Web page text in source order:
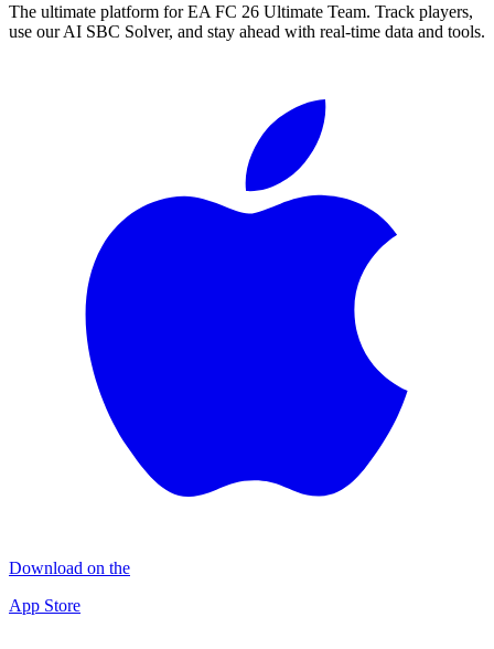
The ultimate platform for EA FC 26 Ultimate Team. Track players,
use our AI SBC Solver, and stay ahead with real-time data and tools.
Download on the
App Store